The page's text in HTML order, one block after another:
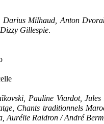
Darius Milhaud, Anton
Gillespie.
Pauline Viardot,
Chants traditionnels
Aurélie Raidron / André